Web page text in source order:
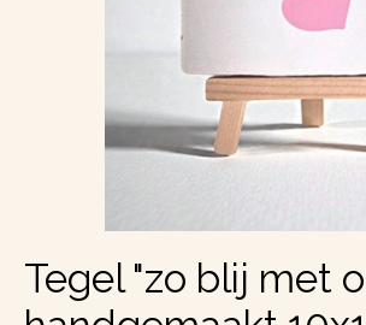
Tegel "zo blij met